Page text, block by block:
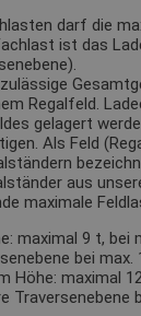
darf die
ist das
Regalfeld.
gelagert
Als Feld
aus
maximale
maximal 9 t, bei
bei max.
Höhe: maximal
Traversenebene